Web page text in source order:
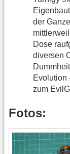
der
Dose
diversen
Evolution
zum
Fotos: